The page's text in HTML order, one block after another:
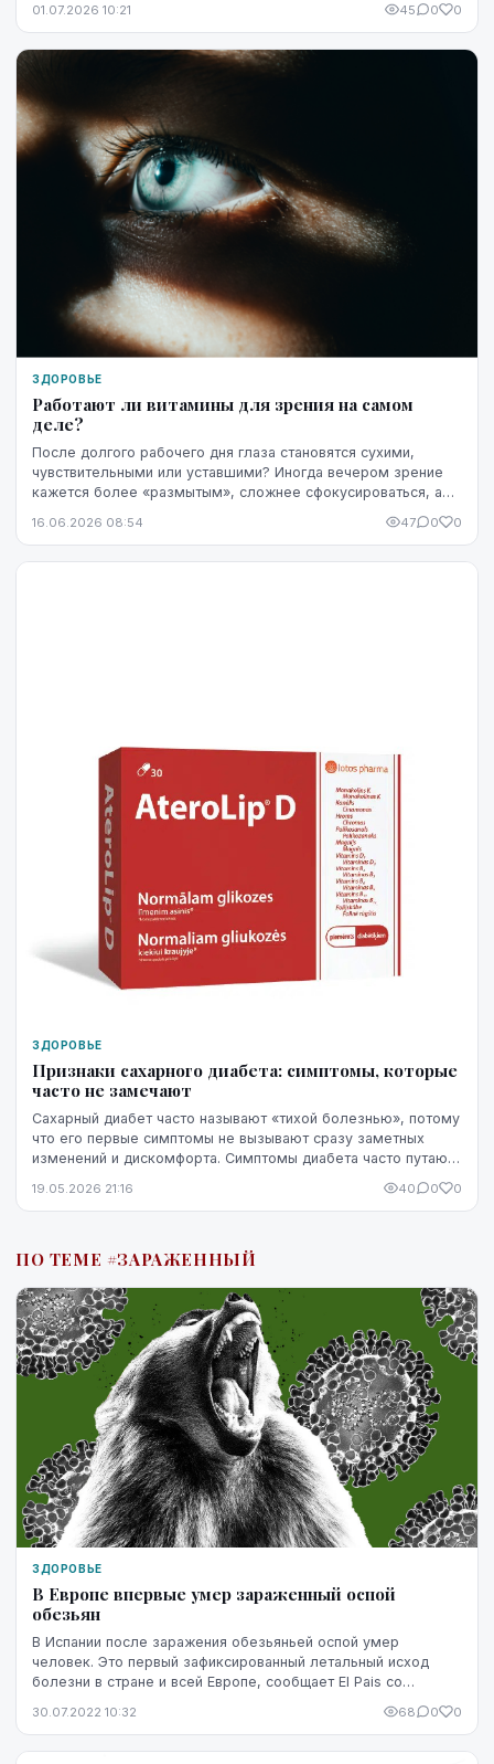
01.07.2026 10:21 45 0 0
ЗДОРОВЬЕ
Работают ли витамины для зрения на самом
деле?
После долгого рабочего дня глаза становятся сухими,
чувствительными или уставшими? Иногда вечером зрение
кажется более «размытым», сложнее сфокусироваться, а
16.06.2026 08:54 47 0 0
ЗДОРОВЬЕ
Признаки сахарного диабета: симптомы, которые
часто не замечают
Сахарный диабет часто называют «тихой болезнью», потому
что его первые симптомы не вызывают сразу заметных
изменений и дискомфорта. Симптомы диабета часто путают
19.05.2026 21:16 40 0 0
ПО ТЕМЕ #ЗАРАЖЕННЫЙ
ЗДОРОВЬЕ
В Европе впервые умер зараженный оспой
обезьян
В Испании после заражения обезьяньей оспой умер
человек. Это первый зафиксированный летальный исход
болезни в стране и всей Европе, сообщает El Pais со
30.07.2022 10:32 68 0 0